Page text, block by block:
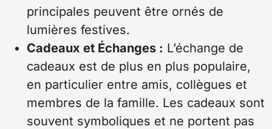
principales peuvent être ornés de
lumières festives.
Cadeaux et Échanges : L’échange de
cadeaux est de plus en plus populaire,
en particulier entre amis, collègues et
membres de la famille. Les cadeaux sont
souvent symboliques et ne portent pas